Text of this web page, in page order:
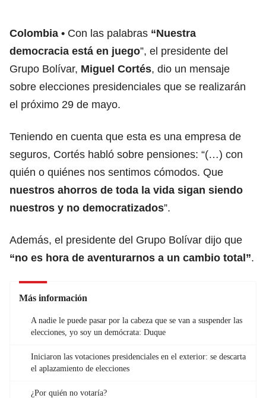
Colombia Con las palabras “Nuestra
democracia está en juego”, el presidente del
Grupo Bolívar, Miguel Cortés, dio un mensaje
sobre elecciones presidenciales que se realizarán
el próximo 29 de mayo.
Teniendo en cuenta que esta es una empresa de
seguros, Cortés habló sobre pensiones: “(…) con
quién o quiénes nos sentimos cómodos. Que
nuestros ahorros de toda la vida sigan siendo
nuestros y no democratizados”.
Además, el presidente del Grupo Bolívar dijo que
“no es hora de aventurarnos a un cambio total”.
Más información
A nadie le puede pasar por la cabeza que se van a suspender las
elecciones, yo soy un demócrata: Duque
Iniciaron las votaciones presidenciales en el exterior: se descarta
el aplazamiento de elecciones
¿Por quién no votaría?